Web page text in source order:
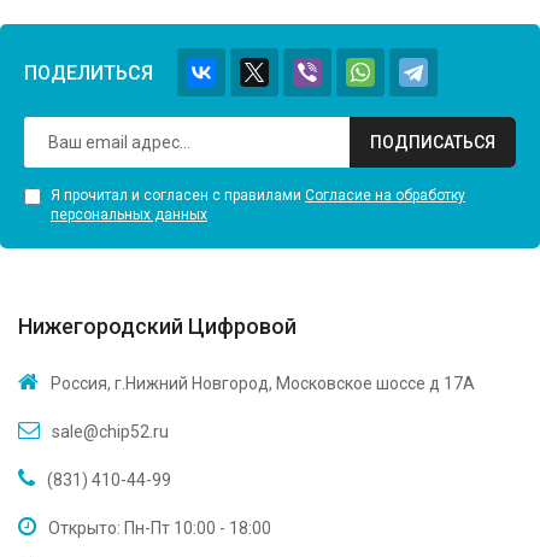
ПОДЕЛИТЬСЯ
ПОДПИСАТЬСЯ
Я прочитал и согласен с правилами Согласие на обработку
персональных данных
Нижегородский Цифровой
Россия, г.Нижний Новгород, Московское шоссе д 17А
sale@chip52.ru
(831) 410-44-99
Открыто: Пн-Пт 10:00 - 18:00